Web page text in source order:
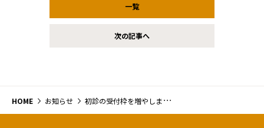
一覧
次の記事へ
HOME お知らせ 初診の受付枠を増やしました。